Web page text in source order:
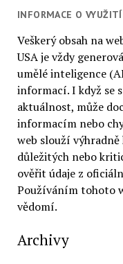
INFORMACE O
Veškerý obsah na
USA je vždy
umělé inteligence
informací. I když se
aktuálnost, může
informacím nebo
web slouží
důležitých nebo
ověřit údaje z
Používáním tohoto
vědomí.
Archivy